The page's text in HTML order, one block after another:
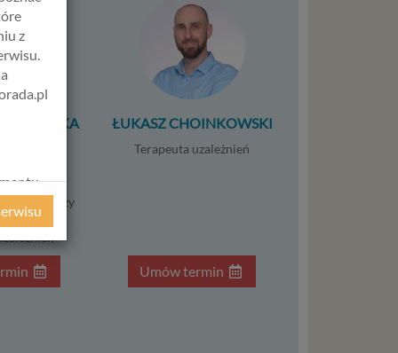
i młodzieży
par
ŁUKASZ CHOINKOWSKI
Terapeuta uzależnień
Umów termin
z
z
W tej